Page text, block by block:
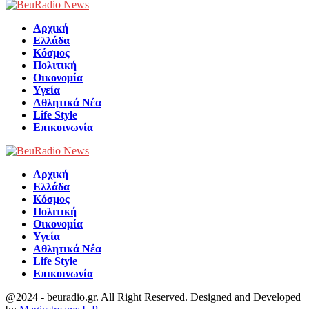
Αρχική
Ελλάδα
Κόσμος
Πολιτική
Οικονομία
Υγεία
Αθλητικά Νέα
Life Style
Επικοινωνία
Αρχική
Ελλάδα
Κόσμος
Πολιτική
Οικονομία
Υγεία
Αθλητικά Νέα
Life Style
Επικοινωνία
@2024 - beuradio.gr. All Right Reserved. Designed and Developed